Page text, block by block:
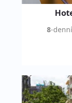
8-denní